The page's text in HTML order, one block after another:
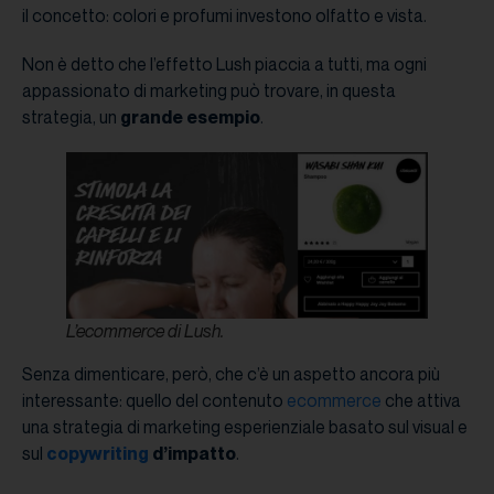
il concetto: colori e profumi investono olfatto e vista.
Non è detto che l’effetto Lush piaccia a tutti, ma ogni
appassionato di marketing può trovare, in questa
strategia, un grande esempio.
L’ecommerce di Lush.
Senza dimenticare, però, che c’è un aspetto ancora più
interessante: quello del contenuto ecommerce che attiva
una strategia di marketing esperienziale basato sul visual e
sul copywriting d’impatto.